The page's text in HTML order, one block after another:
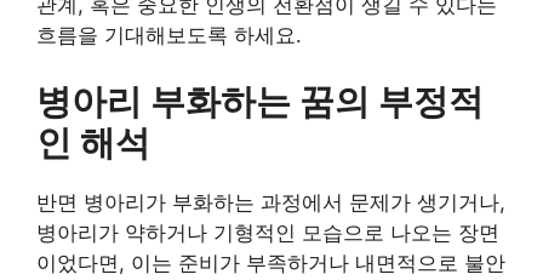
흐름을 기대해보도록 하세요.
병아리 부화하는 꿈의 부정적
인 해석
반면 병아리가 부화하는 과정에서 문제가 생기거나,
병아리가 약하거나 기형적인 모습으로 나오는 장면
이었다면, 이는 준비가 부족하거나 내면적으로 불안